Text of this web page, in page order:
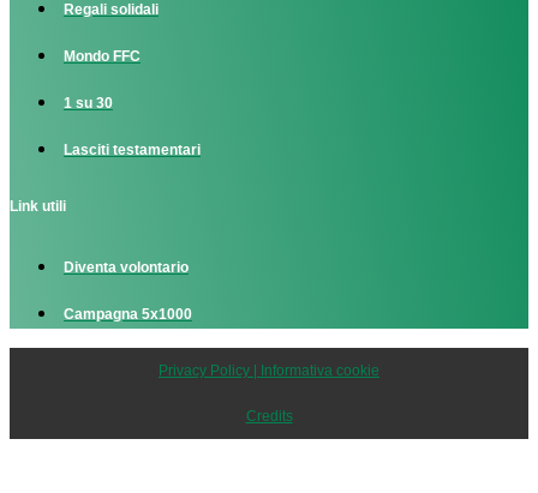
Regali solidali
Mondo FFC
1 su 30
Lasciti testamentari
Link utili
Diventa volontario
Campagna 5x1000
Privacy Policy | Informativa cookie
Credits